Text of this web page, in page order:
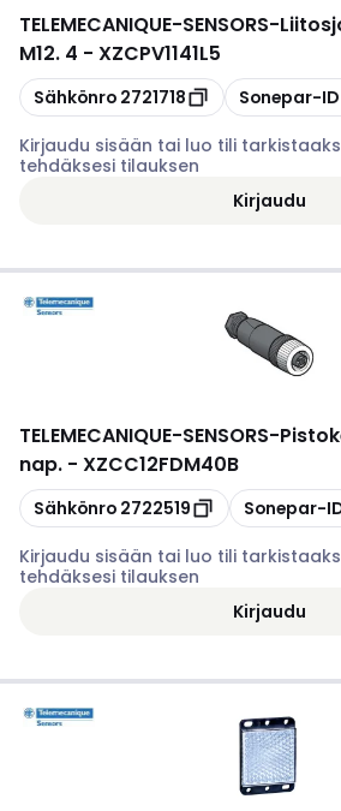
TELEMECANIQUE-SENSORS-
M12. 4 - XZCPV1141L5
Kopioi
Sähkönro 2721718 Kopioi
Sonepar-ID
Kirjaudu sisään tai luo tili
tehdäksesi tilauksen
Kirjaudu
TELEMECANIQUE-SENSORS-
nap. - XZCC12FDM40B
Kopioi
Sähkönro 2722519 Kopioi
Sonepar-
Kirjaudu sisään tai luo tili
tehdäksesi tilauksen
Kirjaudu